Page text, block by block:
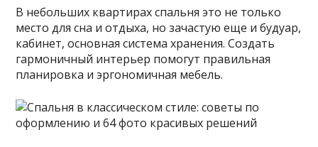
В небольших квартирах спальня это не только
место для сна и отдыха, но зачастую еще и будуар,
кабинет, основная система хранения. Создать
гармоничный интерьер помогут правильная
планировка и эргономичная мебель.